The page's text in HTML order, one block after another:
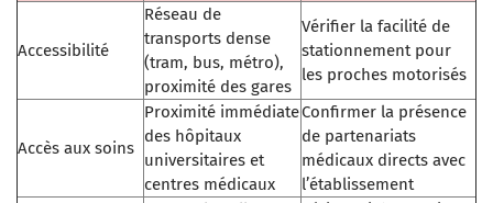
Accessibilité
Réseau de
transports dense
(tram, bus, métro),
proximité des gares
Vérifier la facilité de
stationnement pour
les proches motorisés
Accès aux soins
Proximité immédiate
des hôpitaux
universitaires et
centres médicaux
Confirmer la présence
de partenariats
médicaux directs avec
l’établissement